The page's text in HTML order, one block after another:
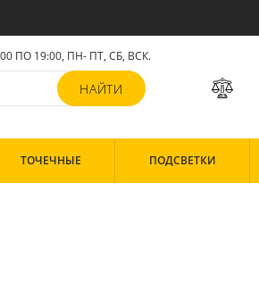
ПО 19:00, ПН- ПТ, СБ, ВСК.
ТОЧЕЧНЫЕ ПОДСВЕТКИ